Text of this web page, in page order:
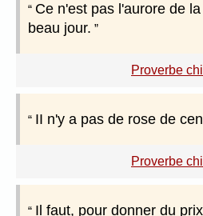
Ce n'est pas l'aurore de
beau jour.
Proverbe
II n'y a pas de rose de
Proverbe
Il faut, pour donner du